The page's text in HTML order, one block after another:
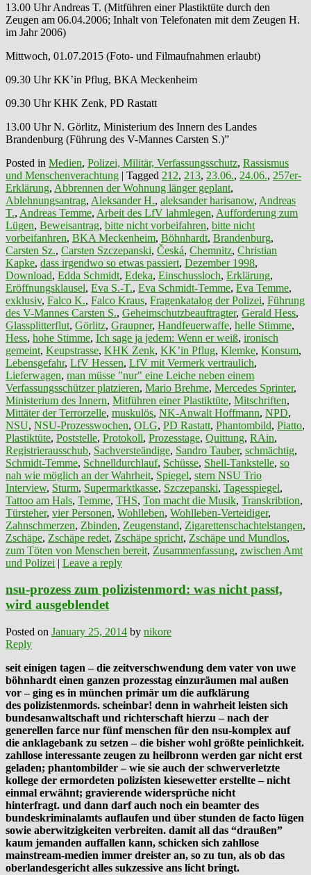
13.00 Uhr Andreas T. (Mitführen einer Plastiktüte durch den
Zeugen am 06.04.2006; Inhalt von Telefonaten mit dem Zeugen H.
im Jahr 2006)
Mittwoch, 01.07.2015 (Foto- und Filmaufnahmen erlaubt)
09.30 Uhr KK’in Pflug, BKA Meckenheim
09.30 Uhr KHK Zenk, PD Rastatt
13.00 Uhr N. Görlitz, Ministerium des Innern des Landes
Brandenburg (Führung des V-Mannes Carsten S.)”
Posted in Medien, Polizei, Militär, Verfassungsschutz, Rassismus
und Menschenverachtung | Tagged 212, 213, 23.06., 24.06., 257er-
Erklärung, Abbrennen der Wohnung länger geplant,
Ablehnungsantrag, Aleksander H., aleksander harisanow, Andreas
T., Andreas Temme, Arbeit des LfV lahmlegen, Aufforderung zum
Lügen, Beweisantrag, bitte nicht vorbeifahren, bitte nicht
vorbeifanhren, BKA Meckenheim, Böhnhardt, Brandenburg,
Carsten Sz., Carsten Szczepanski, Česká, Chemnitz, Christian
Kapke, dass irgendwo so etwas passiert, Dezember 1998,
Download, Edda Schmidt, Edeka, Einschussloch, Erklärung,
Eröffnungsklausel, Eva S.-T., Eva Schmidt-Temme, Eva Temme,
exklusiv, Falco K., Falco Kraus, Fragenkatalog der Polizei, Führung
des V-Mannes Carsten S., Geheimschutzbeauftragter, Gerald Hess,
Glassplitterflut, Görlitz, Graupner, Handfeuerwaffe, helle Stimme,
Hess, hohe Stimme, Ich sage ja jedem: Wenn er weiß, ironisch
gemeint, Keupstrasse, KHK Zenk, KK’in Pflug, Klemke, Konsum,
Lebensgefahr, LfV Hessen, LfV mit Vermerk vertraulich,
Lieferwagen, man müsse "nur" eine Leiche neben einem
Verfassungsschützer platzieren, Mario Brehme, Mercedes Sprinter,
Ministerium des Innern, Mitführen einer Plastiktüte, Mitschriften,
Mittäter der Terrorzelle, muskulös, NK-Anwalt Hoffmann, NPD,
NSU, NSU-Prozesswochen, OLG, PD Rastatt, Phantombild, Piatto,
Plastiktüte, Poststelle, Protokoll, Prozesstage, Quittung, RAin,
Registrierausschub, Sachversteändige, Sandro Tauber, schmächtig,
Schmidt-Temme, Schnelldurchlauf, Schüsse, Shell-Tankstelle, so
nah wie möglich an der Wahrheit, Spiegel, stern NSU Trio
Interview, Sturm, Supermarktkasse, Szczepanski, Tagesspiegel,
Tattoo am Hals, Temme, THS, Ton macht die Musik, Transkribtion,
Türsteher, vier Personen, Wohlleben, Wohlleben-Verteidiger,
Zahnschmerzen, Zbinden, Zeugenstand, Zigarettenschachtelstangen,
Zschäpe, Zschäpe redet, Zschäpe spricht, Zschäpe und Mundlos,
zum Töten von Menschen bereit, Zusammenfassung, zwischen Amt
und Polizei | Leave a reply
nsu-prozess zum polizistenmord: was nicht passt,
wird ausgeblendet
Posted on January 25, 2014 by nikore
Reply
seit einigen tagen – die zeitverschwendung dem vater von uwe
böhnhardt einen ganzen prozesstag einzuräumen mal außen
vor – ging es in münchen primär um die aufklärung
des polizistenmords. scheinbar! denn in wahrheit leisten sich
bundesanwaltschaft und richterschaft hierzu – nach der
generellen farce nur fünf menschen für den nsu-komplex auf
die anklagebank zu setzen – die bisher wohl größte peinlichkeit.
zahllose interessante zeugen zu heilbronn werden gar nicht erst
geladen; phantombilder – wie sie auch der schwerverletzte
kollege der ermordeten polizisten kiesewetter erstellte – nicht
einmal erwähnt; gravierende widersprüche nicht
hinterfragt. und dann darf auch noch ein beamter des
bundeskriminalamts auflaufen und über stunden de facto lügen
sowie aberwitzigkeiten verbreiten. damit all das “draußen”
kaum jemanden auffallen kann, schicken sich zahllose
mainstream-medien immer dreister an, so zu tun, als ob das
oberlandesgericht alles sukzessive ans licht bringt.